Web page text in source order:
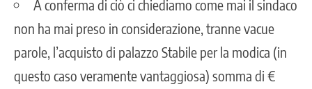
A conferma di ciò ci chiediamo come mai il sindaco
non ha mai preso in considerazione, tranne vacue
parole, l’acquisto di palazzo Stabile per la modica (in
questo caso veramente vantaggiosa) somma di €